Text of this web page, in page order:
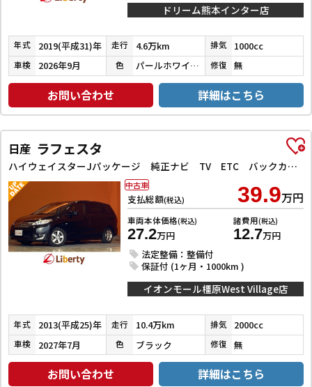
ドリーム熊本インター店
年式 2019(平成31)年 走行 4.6万km 排気 1000cc
車検 2026年9月 色 パールホワイトⅢ 修復 無
お問い合わせ 詳細はこちら
日産 ラフェスタ
ハイウェイスターJパッケージ 純正ナビ TV ETC バックカメラ 両側スライド・片側電動 電動格納ミラー 3列シート AT アルミホイール CD 衝突安全ボディ ABS エアコン パワーステアリング
支払総額(税込) 39.9万円
車両本体価格(税込)
27.2万円
諸費用(税込)
12.7万円
法定整備：整備付
保証付 (1ヶ月・1000km )
中古車
イオンモール橿原West Village店
年式 2013(平成25)年 走行 10.4万km 排気 2000cc
車検 2027年7月 色 ブラック 修復 無
お問い合わせ 詳細はこちら